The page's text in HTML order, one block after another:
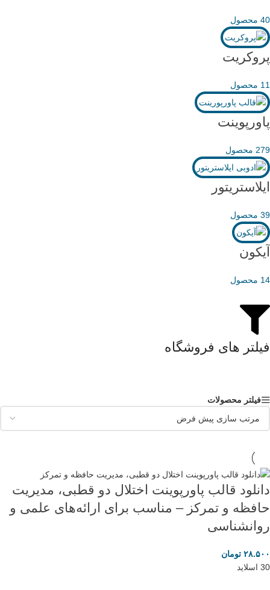
40 محصول
پروکریت
11 محصول
پاورپوینت
279 محصول
ایلاستریتور
39 محصول
آیکون
14 محصول
فیلتر های فروشگاه
فیلتر محصولات
دانلود قالب پاورپوینت اختلال دو قطبی، مدیریت
حافظه و تمرکز – مناسب برای ارائه‌های علمی و
روانشناسی
۲۸.۵۰۰ تومان
30 اسلاید